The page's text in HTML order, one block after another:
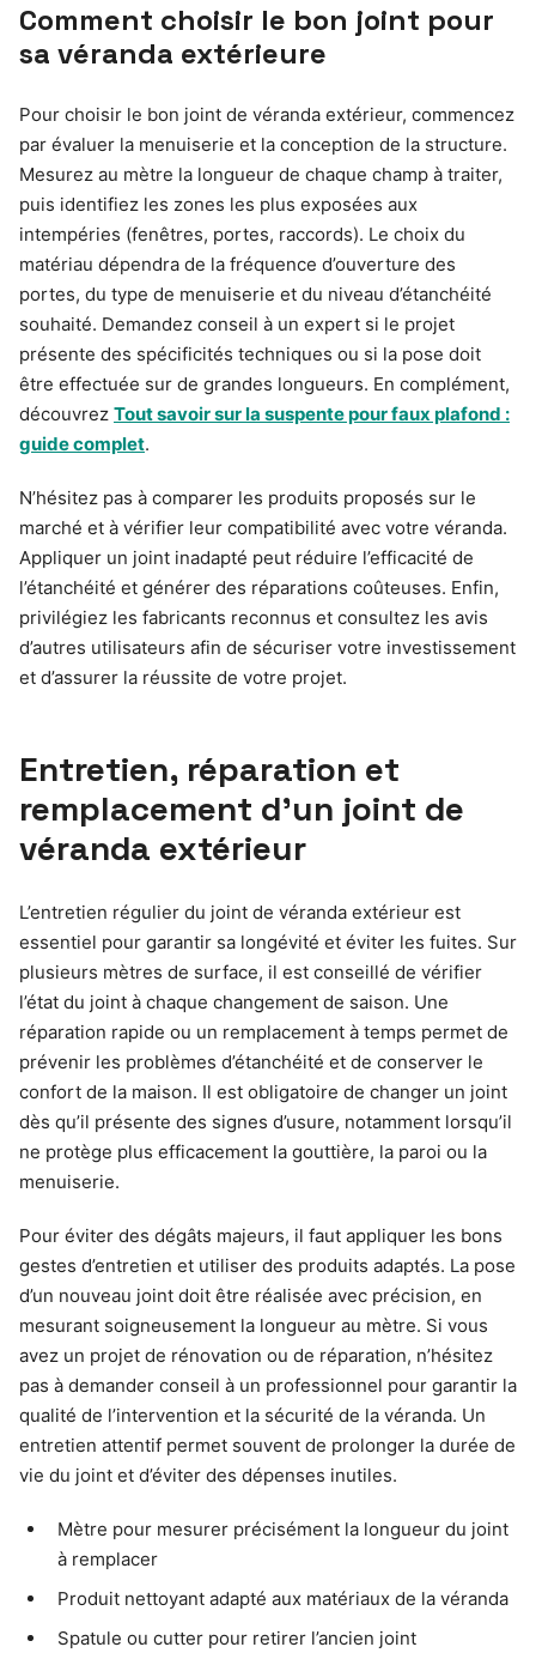
Comment choisir le bon joint pour
sa véranda extérieure
Pour choisir le bon joint de véranda extérieur, commencez
par évaluer la menuiserie et la conception de la structure.
Mesurez au mètre la longueur de chaque champ à traiter,
puis identifiez les zones les plus exposées aux
intempéries (fenêtres, portes, raccords). Le choix du
matériau dépendra de la fréquence d’ouverture des
portes, du type de menuiserie et du niveau d’étanchéité
souhaité. Demandez conseil à un expert si le projet
présente des spécificités techniques ou si la pose doit
être effectuée sur de grandes longueurs. En complément,
découvrez Tout savoir sur la suspente pour faux plafond :
guide complet.
N’hésitez pas à comparer les produits proposés sur le
marché et à vérifier leur compatibilité avec votre véranda.
Appliquer un joint inadapté peut réduire l’efficacité de
l’étanchéité et générer des réparations coûteuses. Enfin,
privilégiez les fabricants reconnus et consultez les avis
d’autres utilisateurs afin de sécuriser votre investissement
et d’assurer la réussite de votre projet.
Entretien, réparation et
remplacement d’un joint de
véranda extérieur
L’entretien régulier du joint de véranda extérieur est
essentiel pour garantir sa longévité et éviter les fuites. Sur
plusieurs mètres de surface, il est conseillé de vérifier
l’état du joint à chaque changement de saison. Une
réparation rapide ou un remplacement à temps permet de
prévenir les problèmes d’étanchéité et de conserver le
confort de la maison. Il est obligatoire de changer un joint
dès qu’il présente des signes d’usure, notamment lorsqu’il
ne protège plus efficacement la gouttière, la paroi ou la
menuiserie.
Pour éviter des dégâts majeurs, il faut appliquer les bons
gestes d’entretien et utiliser des produits adaptés. La pose
d’un nouveau joint doit être réalisée avec précision, en
mesurant soigneusement la longueur au mètre. Si vous
avez un projet de rénovation ou de réparation, n’hésitez
pas à demander conseil à un professionnel pour garantir la
qualité de l’intervention et la sécurité de la véranda. Un
entretien attentif permet souvent de prolonger la durée de
vie du joint et d’éviter des dépenses inutiles.
Mètre pour mesurer précisément la longueur du joint
à remplacer
Produit nettoyant adapté aux matériaux de la véranda
Spatule ou cutter pour retirer l’ancien joint